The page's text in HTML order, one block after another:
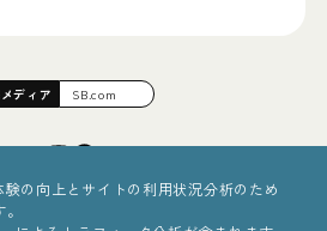
メディア SB.com
の向上とサイトの利用状況分析のため